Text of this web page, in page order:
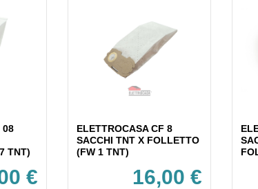
08
TNT)
€
ELETTROCASA CF 8
SACCHI TNT X FOLLETTO
(FW 1 TNT)
16,00 €